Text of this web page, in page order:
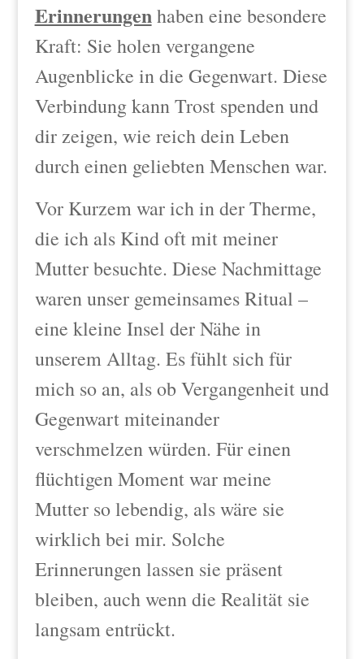
Erinnerungenhaben eine besondere
Kraft: Sie holen vergangene
Augenblicke in die Gegenwart. Diese
Verbindung kann Trost spenden und
dir zeigen, wie reich dein Leben
durch einen geliebten Menschen war.
Vor Kurzem war ich in der Therme,
die ich als Kind oft mit meiner
Mutter besuchte. Diese Nachmittage
waren unser gemeinsames Ritual –
eine kleine Insel der Nähe in
unserem Alltag. Es fühlt sich für
mich so an, als ob Vergangenheit und
Gegenwart miteinander
verschmelzen würden. Für einen
flüchtigen Moment war meine
Mutter so lebendig, als wäre sie
wirklich bei mir. Solche
Erinnerungen lassen sie präsent
bleiben, auch wenn die Realität sie
langsam entrückt.